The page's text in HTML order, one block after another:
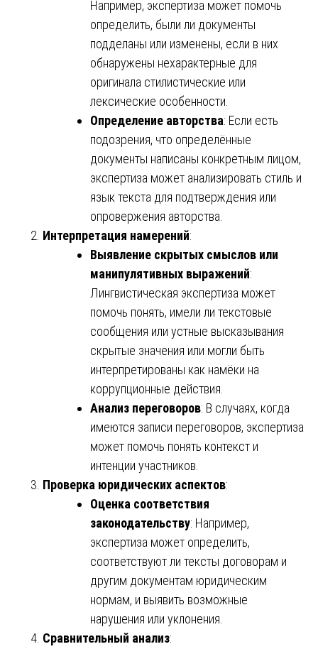
Например, экспертиза может помочь
определить, были ли документы
подделаны или изменены, если в них
обнаружены нехарактерные для
оригинала стилистические или
лексические особенности.
Определение авторства: Если есть
подозрения, что определённые
документы написаны конкретным лицом,
экспертиза может анализировать стиль и
язык текста для подтверждения или
опровержения авторства.
Интерпретация намерений:
Выявление скрытых смыслов или
манипулятивных выражений:
Лингвистическая экспертиза может
помочь понять, имели ли текстовые
сообщения или устные высказывания
скрытые значения или могли быть
интерпретированы как намёки на
коррупционные действия.
Анализ переговоров: В случаях, когда
имеются записи переговоров, экспертиза
может помочь понять контекст и
интенции участников.
Проверка юридических аспектов:
Оценка соответствия
законодательству: Например,
экспертиза может определить,
соответствуют ли тексты договорам и
другим документам юридическим
нормам, и выявить возможные
нарушения или уклонения.
Сравнительный анализ: